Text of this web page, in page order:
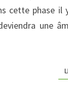
cette phase il
une